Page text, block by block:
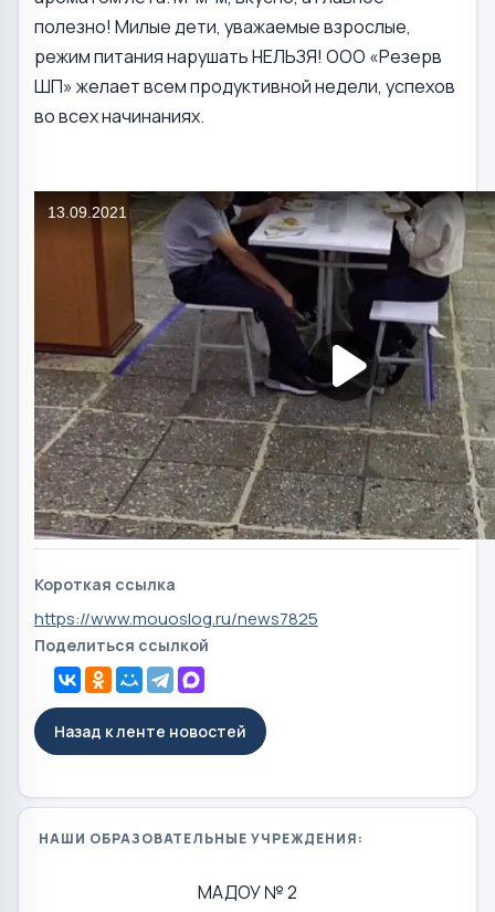
полезно! Милые дети, уважаемые взрослые,
режим питания нарушать НЕЛЬЗЯ! ООО «Резерв
ШП» желает всем продуктивной недели, успехов
во всех начинаниях.
Короткая ссылка
https://www.mouoslog.ru/news7825
Поделиться ссылкой
Назад к ленте новостей
НАШИ ОБРАЗОВАТЕЛЬНЫЕ УЧРЕЖДЕНИЯ:
МАДОУ № 2